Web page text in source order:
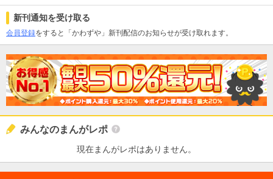
新刊通知を受け取る
会員登録をすると「かわずや」新刊配信のお知らせが受け取れます。
みんなのまんがレポ
現在まんがレポはありません。